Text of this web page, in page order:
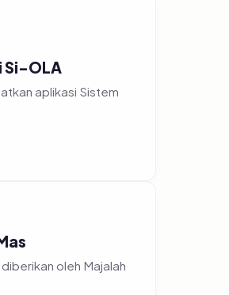
Si-OLA
aplikasi Sistem
oleh Majalah